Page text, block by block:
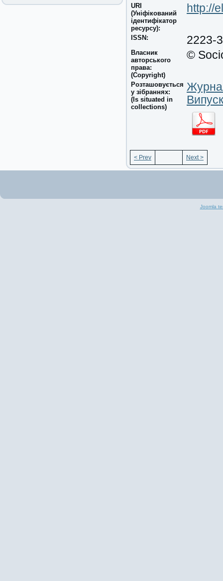
URI
(Уніфікований
ідентифікатор
ресурсу):
http://
ISSN: 2223-
Власник
авторського
права:
(Copyright)
©
Розташовується
у зібраннях:
(Is situated in
collections)
< Prev Next >
Joomla